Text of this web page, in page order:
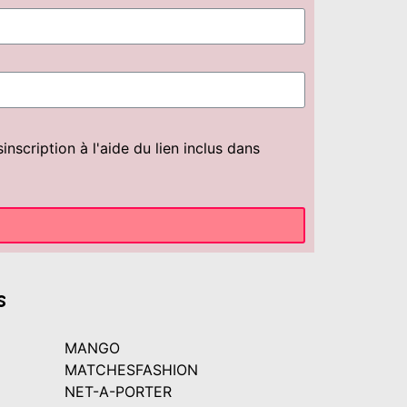
à l'aide du lien inclus dans
MANGO
MATCHESFASHION
NET-A-PORTER